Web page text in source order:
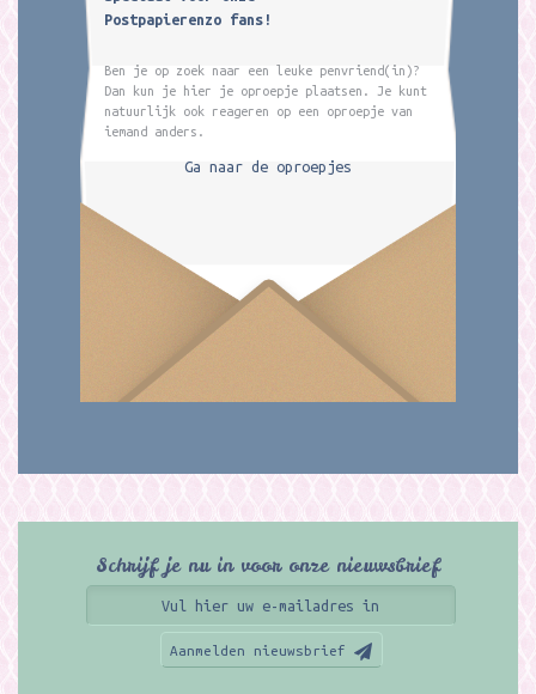
Postpapierenzo fans!
Ben je op zoek naar een leuke penvriend(in)?
Dan kun je hier je oproepje plaatsen. Je kunt
natuurlijk ook reageren op een oproepje van
iemand anders.
Ga naar de oproepjes
Schrijf je nu in voor onze nieuwsbrief
Aanmelden nieuwsbrief